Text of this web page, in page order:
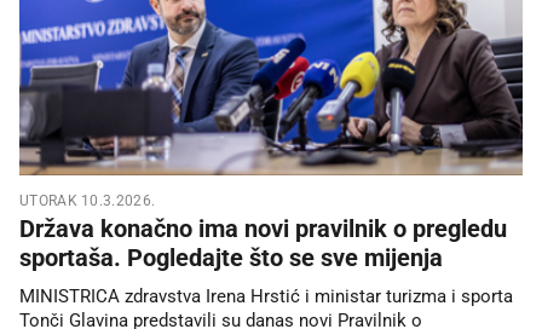
UTORAK 10.3.2026.
Država konačno ima novi pravilnik o pregledu
sportaša. Pogledajte što se sve mijenja
MINISTRICA zdravstva Irena Hrstić i ministar turizma i sporta
Tonči Glavina predstavili su danas novi Pravilnik o